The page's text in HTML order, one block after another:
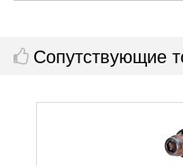
Сопутствующие